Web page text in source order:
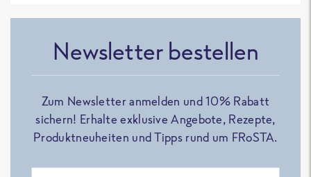
Newsletter bestellen
Zum Newsletter anmelden und 10% Rabatt
sichern! Erhalte exklusive Angebote, Rezepte,
Produktneuheiten und Tipps rund um FRoSTA.